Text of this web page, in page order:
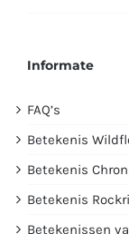
Informate
FAQ’s
Betekenis
Betekenis
Betekenis
Betekenissen